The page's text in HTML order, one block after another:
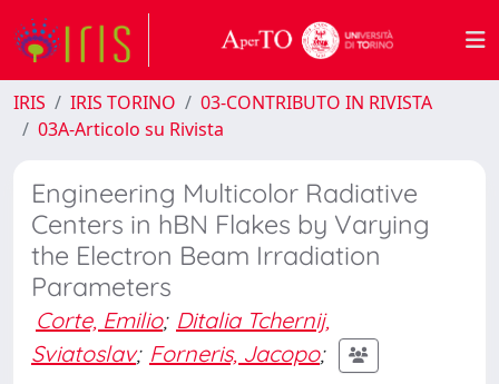
IRIS IRIS TORINO
03-CONTRIBUTO IN RIVISTA
03A-Articolo su Rivista
Engineering Multicolor Radiative
Centers in hBN Flakes by Varying
the Electron Beam Irradiation
Parameters
Corte, Emilio; Ditalia Tchernij,
Sviatoslav; Forneris, Jacopo;